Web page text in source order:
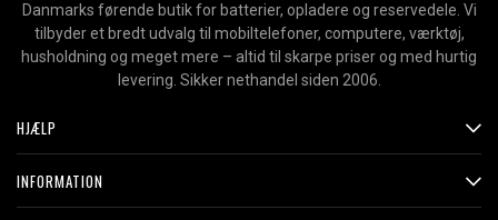
Danmarks førende butik for batterier, opladere og reservedele. Vi
tilbyder et bredt udvalg til mobiltelefoner, computere, værktøj,
husholdning og meget mere – altid til skarpe priser og med hurtig
levering. Sikker nethandel siden 2006.
HJÆLP
INFORMATION